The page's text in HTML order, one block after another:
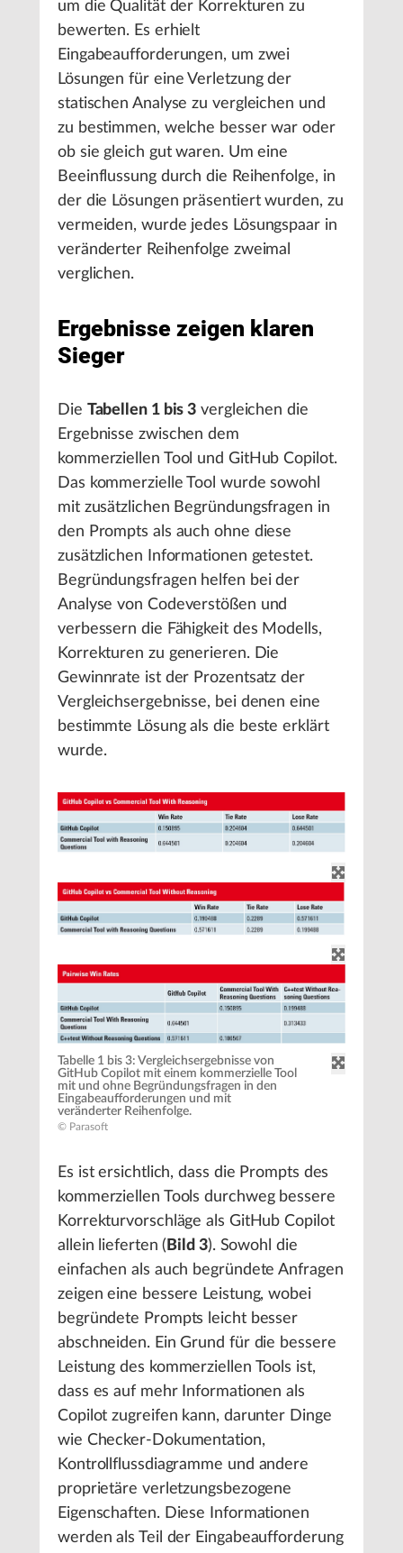
um die Qualität der Korrekturen zu
bewerten. Es erhielt
Eingabeaufforderungen, um zwei
Lösungen für eine Verletzung der
statischen Analyse zu vergleichen und
zu bestimmen, welche besser war oder
ob sie gleich gut waren. Um eine
Beeinflussung durch die Reihenfolge, in
der die Lösungen präsentiert wurden, zu
vermeiden, wurde jedes Lösungspaar in
veränderter Reihenfolge zweimal
verglichen.
Ergebnisse zeigen klaren
Sieger
Die Tabellen 1 bis 3 vergleichen die
Ergebnisse zwischen dem
kommerziellen Tool und GitHub Copilot.
Das kommerzielle Tool wurde sowohl
mit zusätzlichen Begründungsfragen in
den Prompts als auch ohne diese
zusätzlichen Informationen getestet.
Begründungsfragen helfen bei der
Analyse von Codeverstößen und
verbessern die Fähigkeit des Modells,
Korrekturen zu generieren. Die
Gewinnrate ist der Prozentsatz der
Vergleichsergebnisse, bei denen eine
bestimmte Lösung als die beste erklärt
wurde.
Tabelle 1 bis 3: Vergleichsergebnisse von
GitHub Copilot mit einem kommerzielle Tool
mit und ohne Begründungsfragen in den
Eingabeaufforderungen und mit
veränderter Reihenfolge.
© Parasoft
Es ist ersichtlich, dass die Prompts des
kommerziellen Tools durchweg bessere
Korrekturvorschläge als GitHub Copilot
allein lieferten ( Bild 3). Sowohl die
einfachen als auch begründete Anfragen
zeigen eine bessere Leistung, wobei
begründete Prompts leicht besser
abschneiden. Ein Grund für die bessere
Leistung des kommerziellen Tools ist,
dass es auf mehr Informationen als
Copilot zugreifen kann, darunter Dinge
wie Checker-Dokumentation,
Kontrollflussdiagramme und andere
proprietäre verletzungsbezogene
Eigenschaften. Diese Informationen
werden als Teil der Eingabeaufforderung